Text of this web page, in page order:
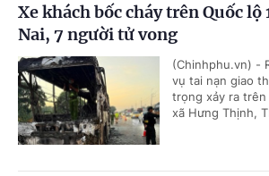
Xe khách bốc cháy trên Quốc lộ
Nai, 7 người tử vong
(Chinhphu.vn) -
vụ tai nạn giao
trọng xảy ra trên
xã Hưng Thịnh,